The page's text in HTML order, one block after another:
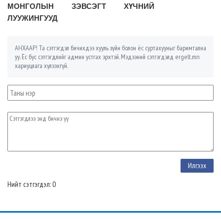
МОНГОЛЫН ЗЭВСЭГТ ХҮЧНИЙ
ЛУУЖИНГУУД
АНХААР! Та сэтгэгдэл бичихдээ хууль зүйн болон ёс суртахууныг баримтална
уу. Ёс бус сэтгэгдлийг админ устгах эрхтэй. Мэдээний сэтгэгдэлд ergelt.mn
хариуцлага хүлээхгүй.
Нийт сэтгэгдэл: 0